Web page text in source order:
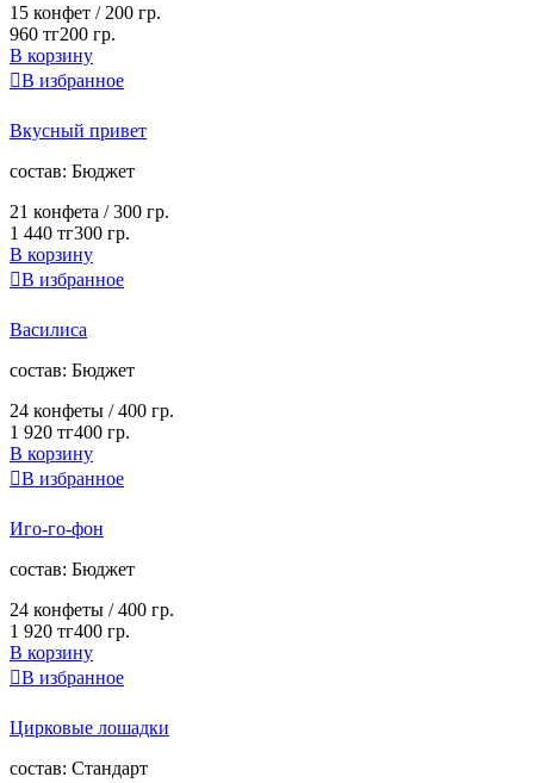
15 конфет / 200 гр.
960 тг200 гр.
В корзину
В избранное
Вкусный привет
cостав: Бюджет
21 конфета /300 гр.
1 440 тг300 гр.
В корзину
В избранное
Василиса
cостав: Бюджет
24 конфеты /400 гр.
1 920 тг400 гр.
В корзину
В избранное
Иго-го-фон
cостав: Бюджет
24 конфеты /400 гр.
1 920 тг400 гр.
В корзину
В избранное
Цирковые лошадки
cостав: Стандарт